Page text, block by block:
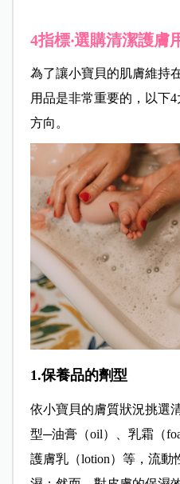
4指標‧選購清潔護膚
為了讓小寶貝的肌膚維持
用品是非常重要的，以下
方向。
1.保養品的劑型
依小寶貝的膚質狀況挑選
型─油膏（oil）、乳霜（
護膚乳（lotion）等，流動